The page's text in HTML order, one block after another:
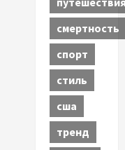
смертность
спорт
стиль
сша
тренд